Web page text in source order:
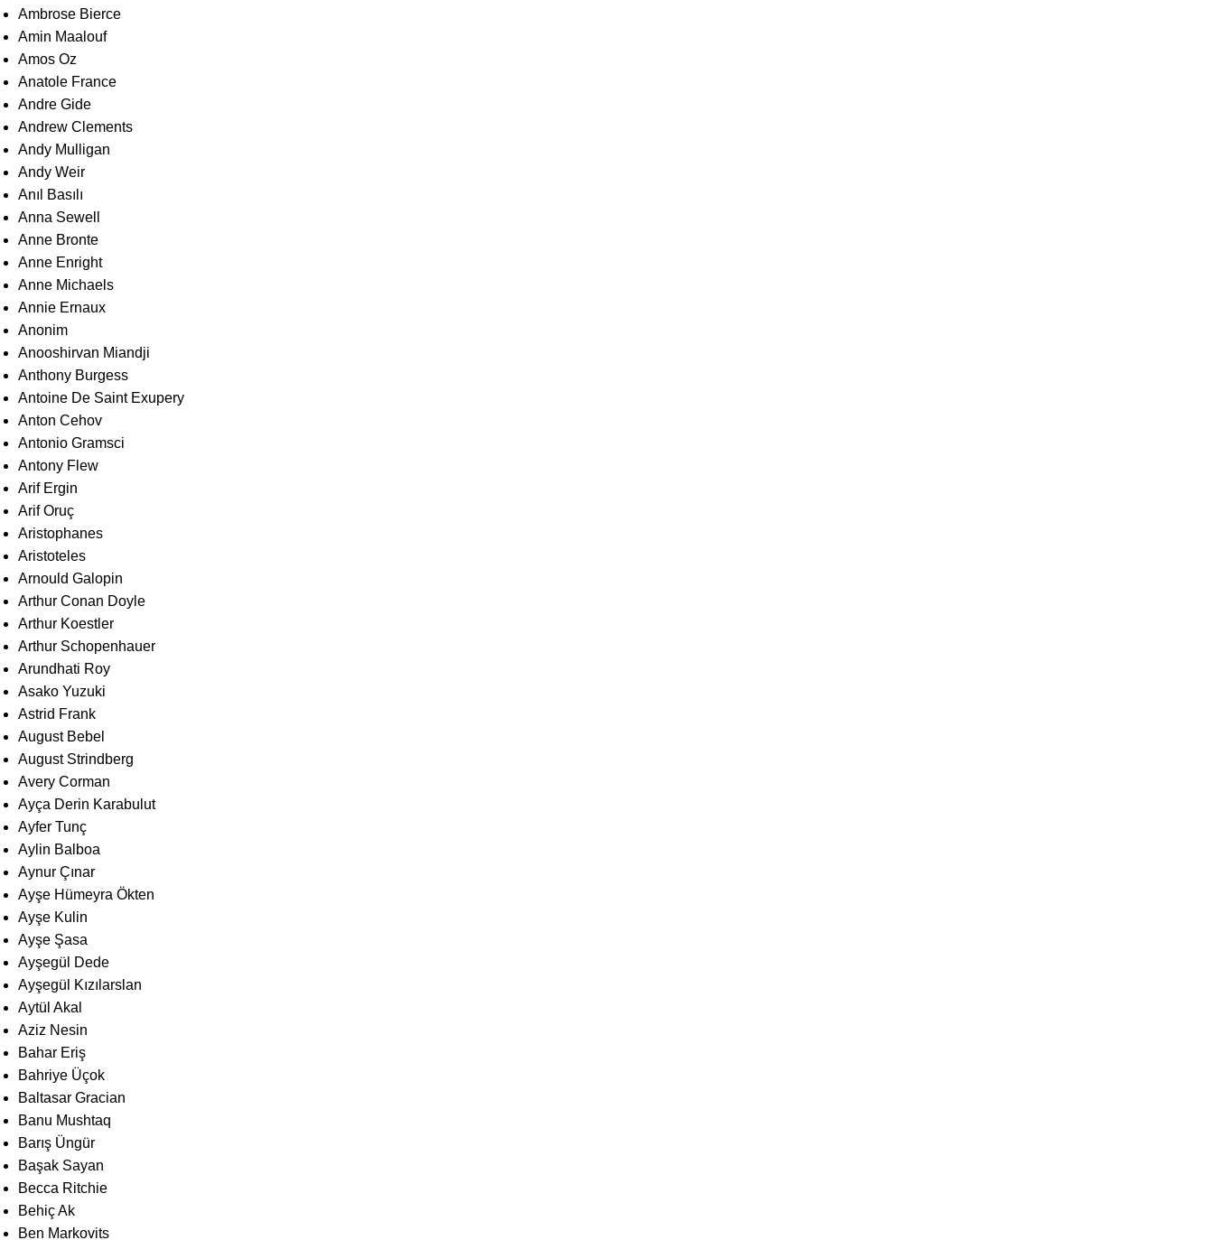
Ambrose Bierce
Amin Maalouf
Amos Oz
Anatole France
Andre Gide
Andrew Clements
Andy Mulligan
Andy Weir
Anıl Basılı
Anna Sewell
Anne Bronte
Anne Enright
Anne Michaels
Annie Ernaux
Anonim
Anooshirvan Miandji
Anthony Burgess
Antoine De Saint Exupery
Anton Cehov
Antonio Gramsci
Antony Flew
Arif Ergin
Arif Oruç
Aristophanes
Aristoteles
Arnould Galopin
Arthur Conan Doyle
Arthur Koestler
Arthur Schopenhauer
Arundhati Roy
Asako Yuzuki
Astrid Frank
August Bebel
August Strindberg
Avery Corman
Ayça Derin Karabulut
Ayfer Tunç
Aylin Balboa
Aynur Çınar
Ayşe Hümeyra Ökten
Ayşe Kulin
Ayşe Şasa
Ayşegül Dede
Ayşegül Kızılarslan
Aytül Akal
Aziz Nesin
Bahar Eriş
Bahriye Üçok
Baltasar Gracian
Banu Mushtaq
Barış Üngür
Başak Sayan
Becca Ritchie
Behiç Ak
Ben Markovits